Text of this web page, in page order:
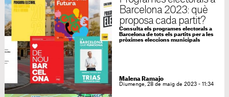
Barcelona 2023: què
proposa cada partit?
Consulta els programes electorals a
Barcelona de tots els partits per a les
pròximes eleccions municipals
Malena Ramajo
Diumenge, 28 de maig de 2023 - 11:34